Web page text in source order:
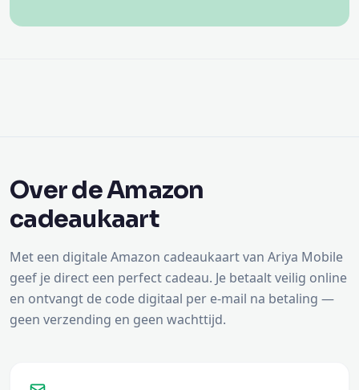
Over de Amazon
cadeaukaart
Met een digitale Amazon cadeaukaart van Ariya Mobile
geef je direct een perfect cadeau. Je betaalt veilig online
en ontvangt de code digitaal per e-mail na betaling —
geen verzending en geen wachttijd.